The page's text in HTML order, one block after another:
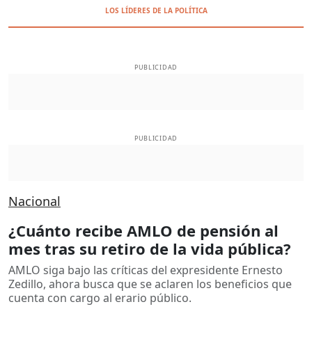
LOS LÍDERES DE LA POLÍTICA
PUBLICIDAD
PUBLICIDAD
Nacional
¿Cuánto recibe AMLO de pensión al
mes tras su retiro de la vida pública?
AMLO siga bajo las críticas del expresidente Ernesto
Zedillo, ahora busca que se aclaren los beneficios que
cuenta con cargo al erario público.